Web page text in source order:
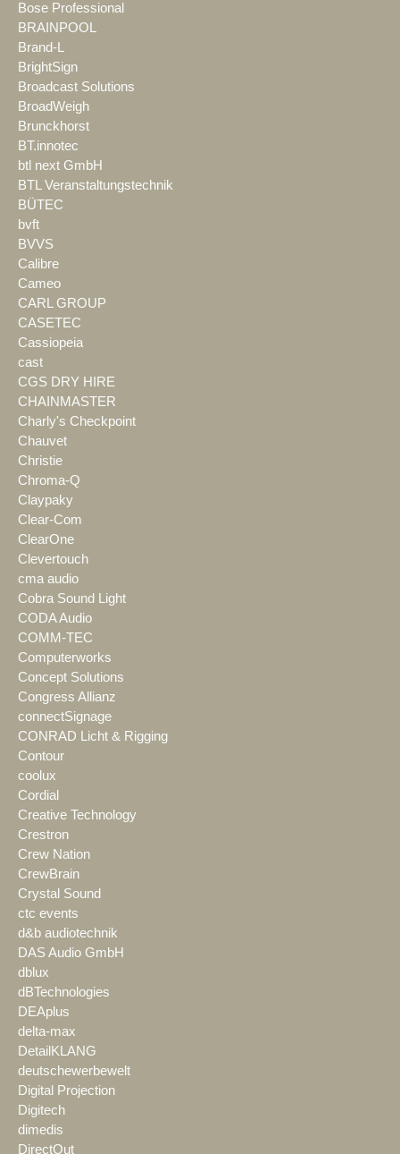
Bose Professional
BRAINPOOL
Brand-L
BrightSign
Broadcast Solutions
BroadWeigh
Brunckhorst
BT.innotec
btl next GmbH
BTL Veranstaltungstechnik
BÜTEC
bvft
BVVS
Calibre
Cameo
CARL GROUP
CASETEC
Cassiopeia
cast
CGS DRY HIRE
CHAINMASTER
Charly's Checkpoint
Chauvet
Christie
Chroma-Q
Claypaky
Clear-Com
ClearOne
Clevertouch
cma audio
Cobra Sound Light
CODA Audio
COMM-TEC
Computerworks
Concept Solutions
Congress Allianz
connectSignage
CONRAD Licht & Rigging
Contour
coolux
Cordial
Creative Technology
Crestron
Crew Nation
CrewBrain
Crystal Sound
ctc events
d&b audiotechnik
DAS Audio GmbH
dblux
dBTechnologies
DEAplus
delta-max
DetailKLANG
deutschewerbewelt
Digital Projection
Digitech
dimedis
DirectOut